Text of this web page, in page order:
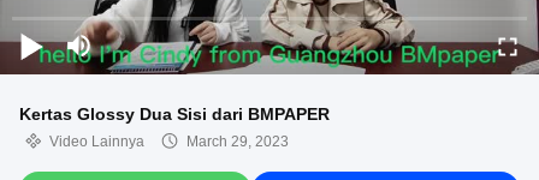
Kertas Glossy Dua Sisi dari BMPAPER
Video Lainnya March 29, 2023